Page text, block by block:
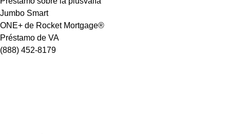
Jumbo Smart
ONE+ de Rocket Mortgage®
Préstamo de VA
(888) 452-8179